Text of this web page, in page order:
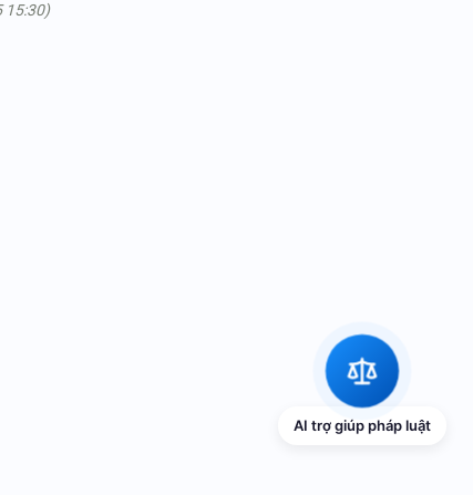
15:30)
AI trợ giúp pháp luật